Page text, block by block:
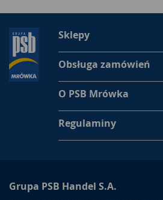
Sklepy
Obsługa zamówień
O PSB Mrówka
Regulaminy
Grupa PSB Handel S.A.